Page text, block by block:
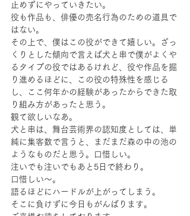
止めずにやっていきたい。
役も作品も、俳優の売名行為のための道具で
はない。
その上で、僕はこの役ができて嬉しい。ざっ
くりとした傾向で言えば犬と串で僕がよくや
るタイプの役ではあるけれど、役や作品を掘
り進めるほどに、この役の特殊性を感じる
し、ここ何年かの経験があったからできた取
り組み方があったと思う。
観て欲しいなあ。
犬と串は、舞台芸術界の認知度としては、単
純に集客数で言うと、まだまだ森の中の池の
ようなものだと思う。口惜しい。
注いでも注いでもあと5日で終わり。
口惜しい〜。
語るほどにハードルが上がってしまう。
そこに負けずに今日もがんばります。